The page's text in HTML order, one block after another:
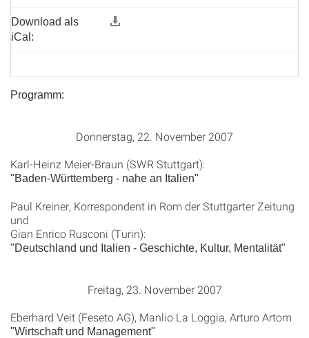
Download als
iCal:
Programm:
Donnerstag, 22. November 2007
Karl-Heinz Meier-Braun (SWR Stuttgart):
"Baden-Württemberg - nahe an Italien"
Paul Kreiner, Korrespondent in Rom der Stuttgarter Zeitung
und
Gian Enrico Rusconi (Turin):
"Deutschland und Italien - Geschichte, Kultur, Mentalität"
Freitag, 23. November 2007
Eberhard Veit (Feseto AG), Manlio La Loggia, Arturo Artom
"Wirtschaft und Management"